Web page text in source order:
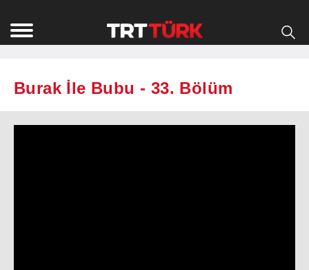
Burak İle Bubu - 33. Bölüm